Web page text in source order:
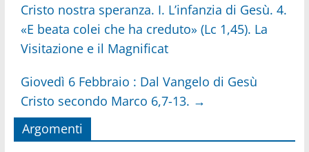
Cristo nostra speranza. I. L’infanzia di Gesù. 4.
«E beata colei che ha creduto» (Lc 1,45). La
Visitazione e il Magnificat
Giovedì 6 Febbraio : Dal Vangelo di Gesù
Cristo secondo Marco 6,7-13. →
Argomenti